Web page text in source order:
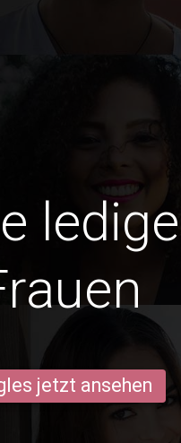
jetzt ansehen